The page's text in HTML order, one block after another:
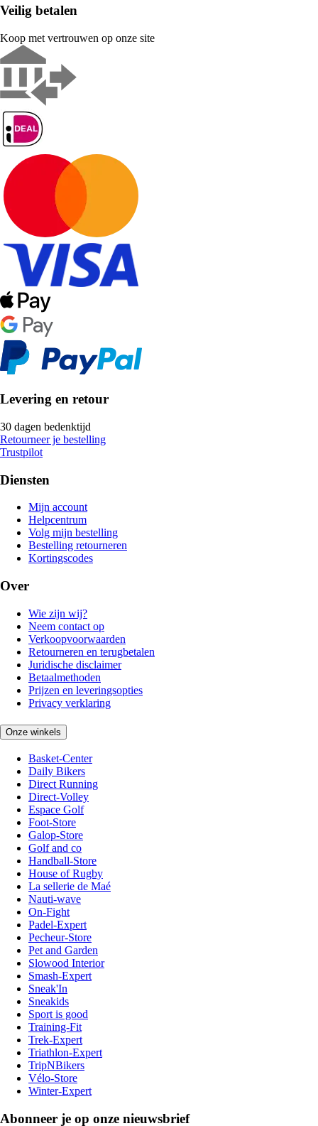
Veilig betalen
Koop met vertrouwen op onze site
Levering en retour
30 dagen bedenktijd
Retourneer je bestelling
Trustpilot
Diensten
Mijn account
Helpcentrum
Volg mijn bestelling
Bestelling retourneren
Kortingscodes
Over
Wie zijn wij?
Neem contact op
Verkoopvoorwaarden
Retourneren en terugbetalen
Juridische disclaimer
Betaalmethoden
Prijzen en leveringsopties
Privacy verklaring
Onze winkels
Basket-Center
Daily Bikers
Direct Running
Direct-Volley
Espace Golf
Foot-Store
Galop-Store
Golf and co
Handball-Store
House of Rugby
La sellerie de Maé
Nauti-wave
On-Fight
Padel-Expert
Pecheur-Store
Pet and Garden
Slowood Interior
Smash-Expert
Sneak'In
Sneakids
Sport is good
Training-Fit
Trek-Expert
Triathlon-Expert
TripNBikers
Vélo-Store
Winter-Expert
Abonneer je op onze nieuwsbrief